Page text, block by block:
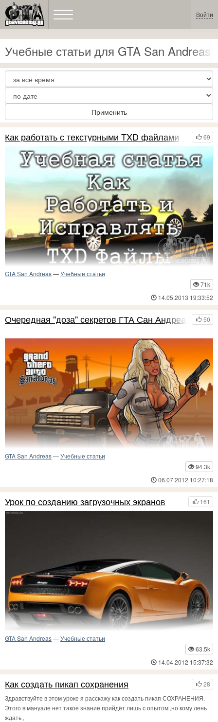
Войти
Учебные статьи для GTA San Andreas
Применить
69
Как работать с текстурными TXD файлами
Всем Привет! С вами BADIkPAN из Студии "Silent World Game"
TXD Workshop.
GTA San Andreas—Учебные статьи
71k
14.05.2013 19:33:52
50
Очередная "доза" секретов ГТА Сан Андреас
Очередная &amp;amp;quot;доза&amp;amp;quot; секретов ГТА Сан
В полной новости я приведу несколько непонятностей всеми любимой
ГТА Сан Андреас.
GTA San Andreas—Учебные статьи
94.3k
06.07.2012 10:27:18
161
Урок по созданию загрузочных экранов
просьбой разъяснить тот или иной момент, и посему я решил написать
несколько учебников.
GTA San Andreas—Учебные статьи
63.5k
14.04.2012 15:37:32
28
Как создать пикап сохранения
Здравствуйте в этом уроке я расскажу как создать пикап СОХРАНЕНИЯ.
Этого в мануале нет такое знание прийдёт лишь с опытом ,но кому лень
ждать ,